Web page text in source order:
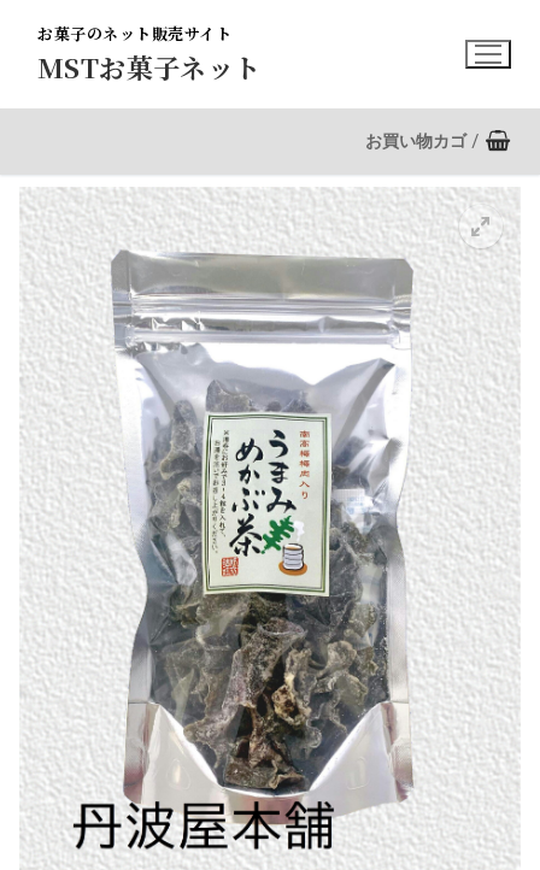
MSTお菓子ネット
お菓子のネット販売サイト
お買い物カゴ /
🔍